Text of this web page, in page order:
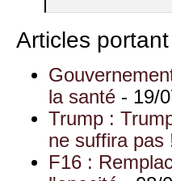
Articles
la santé - 19/
Trump :
ne suffira pas
F16 :